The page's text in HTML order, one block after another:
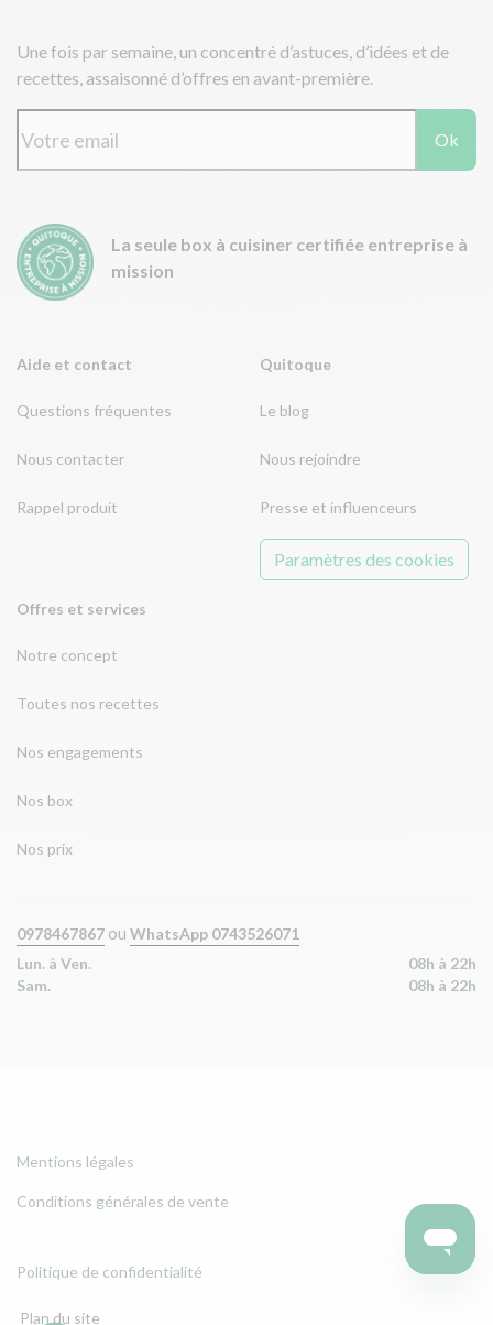
Aide et contact
Questions fréquentes
Nous contacter
Rappel produit
Offres et services
Notre concept
Toutes nos recettes
Nos engagements
Nos box
Nos prix
Quitoque
Le blog
Nous rejoindre
Presse et influenceurs
Paramètres des cookies
Une fois par semaine, un concentré d’astuces, d’idées et de
recettes, assaisonné d’offres en avant-première.
Ok
La seule box à cuisiner certifiée entreprise à
mission
0978467867 ou WhatsApp 0743526071
Lun. à Ven.
08h à 22h
Sam.
08h à 22h
Mentions légales
Conditions générales de vente
Politique de confidentialité
Plan du site